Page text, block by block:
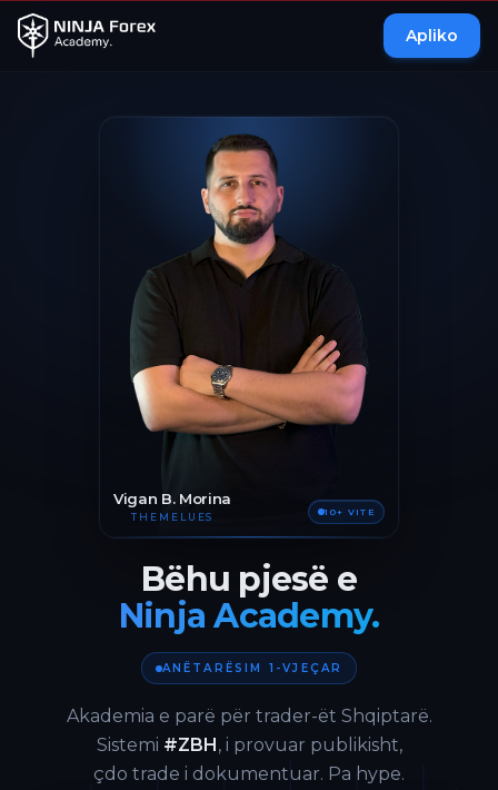
Apliko
Vigan B. Morina
THEMELUES 10+ VITE
Bëhu pjesë e
Ninja Academy.
ANËTARËSIM 1-VJEÇAR
Akademia e parë për trader-ët Shqiptarë.
Sistemi #ZBH, i provuar publikisht,
çdo trade i dokumentuar. Pa hype.